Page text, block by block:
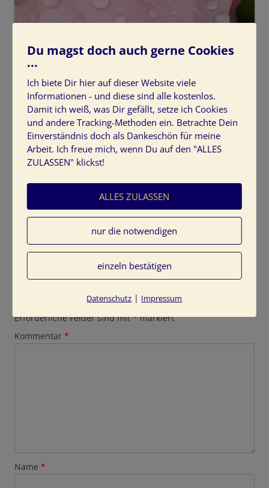
Schreibe einen Kommentar
Erforderliche Felder sind mit*markiert
Kommentar *
Name *
Du magst doch auch gerne Cookies
...
Ich biete Dir hier auf dieser Website viele
Informationen - und diese sind alle kostenlos.
Damit ich weiß, was Dir gefällt, setze ich Cookies
und andere Tracking-Methoden ein. Betrachte Dein
Einverständnis doch als Dankeschön für meine
Arbeit. Ich freue mich, wenn Du auf den "ALLES
ZULASSEN" klickst!
ALLES ZULASSEN
nur die notwendigen
einzeln bestätigen
Datenschutz | Impressum